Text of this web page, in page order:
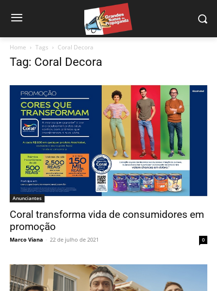
Home Tags Coral Decora
Tag: Coral Decora
Anunciantes
Coral transforma vida de consumidores em
promoção
Marco Viana - 22 de julho de 2021 0